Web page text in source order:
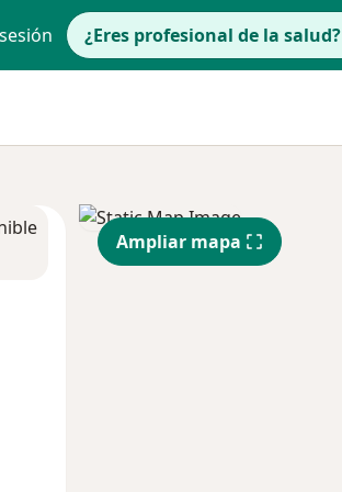
¿Eres profesional de la salud?
Ampliar mapa